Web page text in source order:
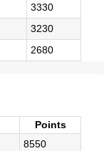
3330
3230
2680
Points
8550